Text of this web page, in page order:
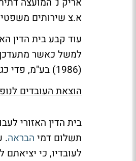
א.צ שירותים
עוד קבע בית הדין
(1986) בע"מ, פדי כג (1) 45].
הוצאת העובדים
בית הדין האזורי
תשלום דמי הבראה.
לעובדיו, כי